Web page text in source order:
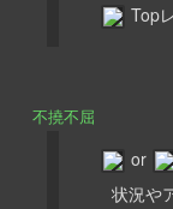
Top
不撓不屈
or
状況や